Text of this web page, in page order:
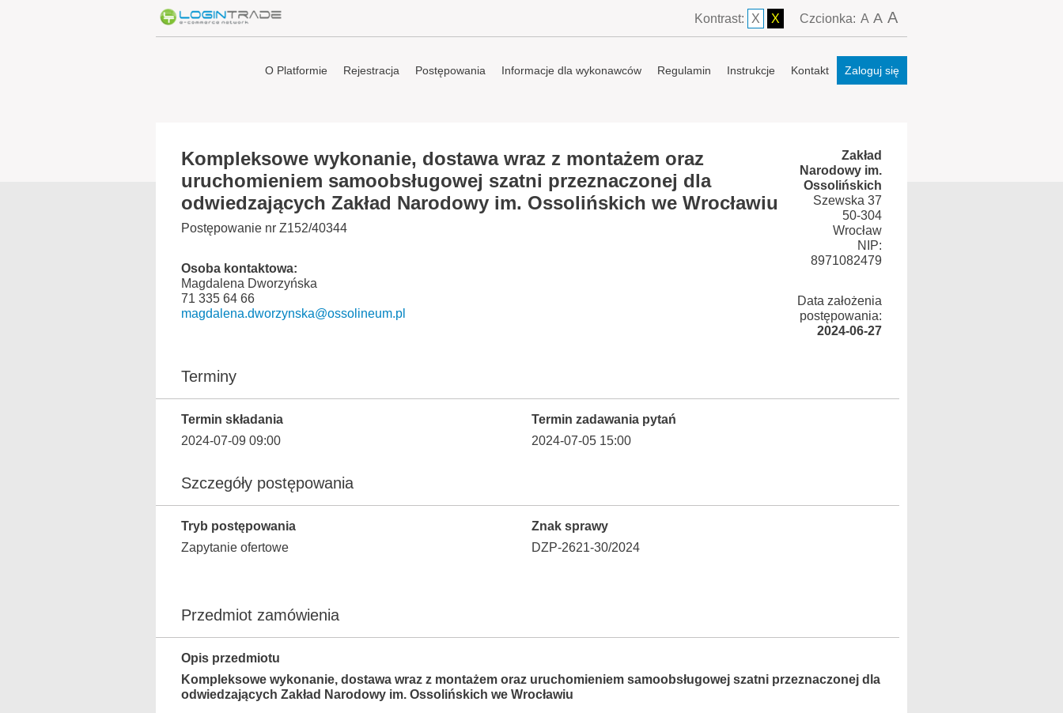
Kontrast: X X Czcionka: A A A
O Platformie Rejestracja Postępowania Informacje dla wykonawców Regulamin Instrukcje Kontakt Zaloguj się
Kompleksowe wykonanie, dostawa wraz z montażem oraz
uruchomieniem samoobsługowej szatni przeznaczonej dla
odwiedzających Zakład Narodowy im. Ossolińskich we Wrocławiu
Postępowanie nr Z152/40344
Osoba kontaktowa:
Magdalena Dworzyńska
71 335 64 66
magdalena.dworzynska@ossolineum.pl
Zakład
Narodowy im.
Ossolińskich
Szewska 37
50-304
Wrocław
NIP:
8971082479
Data założenia
postępowania:
2024-06-27
Terminy
Termin składania
2024-07-09 09:00
Termin zadawania pytań
2024-07-05 15:00
Szczegóły postępowania
Tryb postępowania
Zapytanie ofertowe
Znak sprawy
DZP-2621-30/2024
Przedmiot zamówienia
Opis przedmiotu
Kompleksowe wykonanie, dostawa wraz z montażem oraz uruchomieniem samoobsługowej szatni przeznaczonej dla
odwiedzających Zakład Narodowy im. Ossolińskich we Wrocławiu